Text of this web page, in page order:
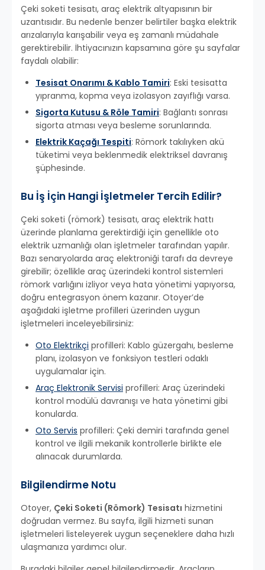
Çeki soketi tesisatı, araç elektrik altyapısının bir
uzantısıdır. Bu nedenle benzer belirtiler başka elektrik
arızalarıyla karışabilir veya eş zamanlı müdahale
gerektirebilir. İhtiyacınızın kapsamına göre şu sayfalar
faydalı olabilir:
Tesisat Onarımı & Kablo Tamiri: Eski tesisatta
yıpranma, kopma veya izolasyon zayıflığı varsa.
Sigorta Kutusu & Röle Tamiri: Bağlantı sonrası
sigorta atması veya besleme sorunlarında.
Elektrik Kaçağı Tespiti: Römork takılıyken akü
tüketimi veya beklenmedik elektriksel davranış
şüphesinde.
Bu İş İçin Hangi İşletmeler Tercih Edilir?
Çeki soketi (römork) tesisatı, araç elektrik hattı
üzerinde planlama gerektirdiği için genellikle oto
elektrik uzmanlığı olan işletmeler tarafından yapılır.
Bazı senaryolarda araç elektroniği tarafı da devreye
girebilir; özellikle araç üzerindeki kontrol sistemleri
römork varlığını izliyor veya hata yönetimi yapıyorsa,
doğru entegrasyon önem kazanır. Otoyer’de
aşağıdaki işletme profilleri üzerinden uygun
işletmeleri inceleyebilirsiniz:
Oto Elektrikçi profilleri: Kablo güzergahı, besleme
planı, izolasyon ve fonksiyon testleri odaklı
uygulamalar için.
Araç Elektronik Servisi profilleri: Araç üzerindeki
kontrol modülü davranışı ve hata yönetimi gibi
konularda.
Oto Servis profilleri: Çeki demiri tarafında genel
kontrol ve ilgili mekanik kontrollerle birlikte ele
alınacak durumlarda.
Bilgilendirme Notu
Otoyer, Çeki Soketi (Römork) Tesisatı hizmetini
doğrudan vermez. Bu sayfa, ilgili hizmeti sunan
işletmeleri listeleyerek uygun seçeneklere daha hızlı
ulaşmanıza yardımcı olur.